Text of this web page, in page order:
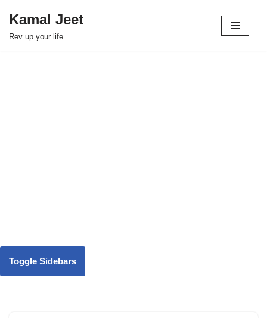
Skip
Kamal Jeet
Rev up your life
Toggle Sidebars